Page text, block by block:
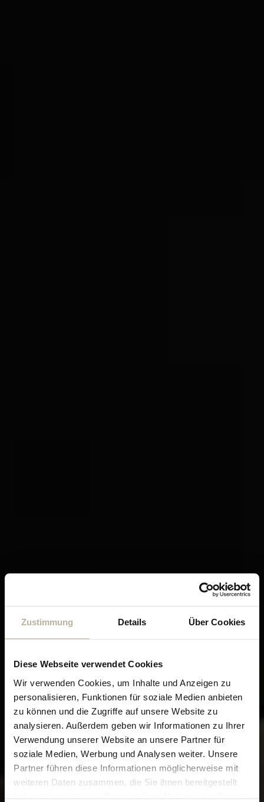
Zustimmung Details Über Cookies
Diese Webseite verwendet Cookies
Wir verwenden Cookies, um Inhalte und Anzeigen zu
personalisieren, Funktionen für soziale Medien anbieten
zu können und die Zugriffe auf unsere Website zu
analysieren. Außerdem geben wir Informationen zu Ihrer
Verwendung unserer Website an unsere Partner für
soziale Medien, Werbung und Analysen weiter. Unsere
Partner führen diese Informationen möglicherweise mit
weiteren Daten zusammen, die Sie ihnen bereitgestellt
haben oder die sie im Rahmen Ihrer Nutzung der Dienste
Zimmer & Suiten